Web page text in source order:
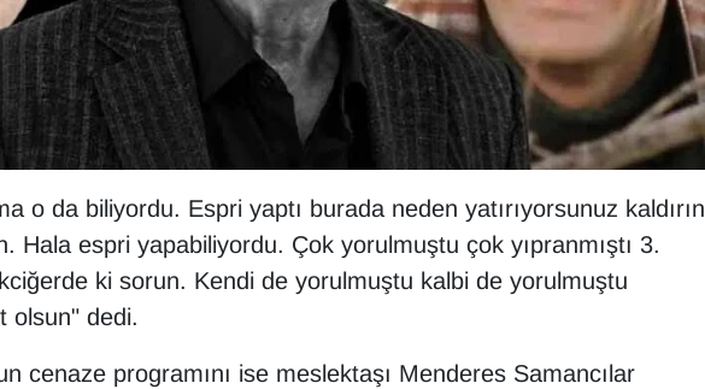
o da biliyordu. Espri yaptı burada neden yatırıyorsunuz kaldırın
Hala espri yapabiliyordu. Çok yorulmuştu çok yıpranmıştı 3.
ki sorun. Kendi de yorulmuştu kalbi de yorulmuştu
olsun" dedi.
cenaze programını ise meslektaşı Menderes Samancılar